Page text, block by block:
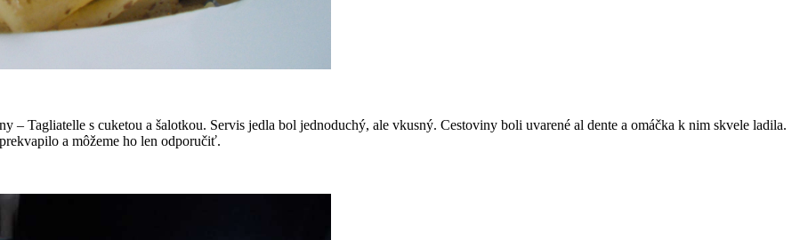
– Tagliatelle s cuketou a šalotkou. Servis jedla bol jednoduchý, ale vkusný. Cestoviny boli uvarené al dente a omáčka k nim skvele ladila.
a môžeme ho len odporučiť.